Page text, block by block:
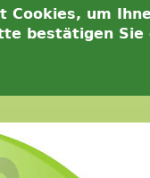
Cookies, um
bestätigen Sie